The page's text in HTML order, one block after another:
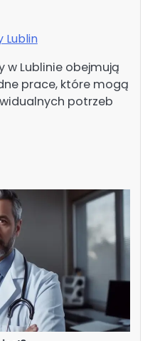
Lublin
w Lublinie obejmują
prace, które mogą
potrzeb